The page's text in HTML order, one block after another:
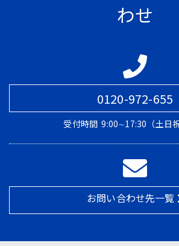
わせ
0120-972-655
受付時間 9:00∼17:30（土日祝
お問い合わせ先一覧